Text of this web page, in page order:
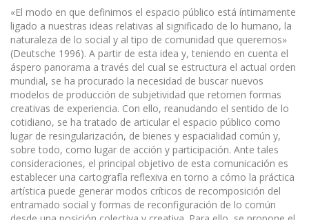
«El modo en que definimos el espacio público está íntimamente
ligado a nuestras ideas rel­ativas al significado de lo humano, la
naturaleza de lo social y al tipo de comunidad que queremos»
(Deutsche 1996). A partir de esta idea y, teniendo en cuenta el
áspero panorama a través del cual se estructura el actual orden
mundial, se ha procurado la necesidad de buscar nuevos
modelos de pro­ducción de subjetividad que retomen formas
creativas de experiencia. Con ello, reanudando el sentido de lo
cotidiano, se ha tratado de articular el espacio público como
lugar de resingularización, de bienes y espacialidad común y,
sobre todo, como lugar de acción y participación. Ante tales
consideraciones, el principal objetivo de esta comunicación es
establecer una car­tografía reflexiva en torno a cómo la práctica
artística puede generar modos críticos de recomposición del
entramado social y formas de reconfiguración de lo común